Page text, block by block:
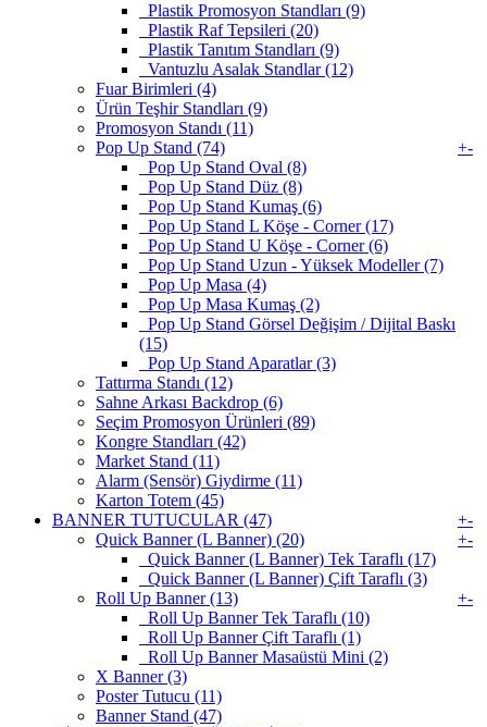
Plastik Promosyon Standları (9)
Plastik Raf Tepsileri (20)
Plastik Tanıtım Standları (9)
Vantuzlu Asalak Standlar (12)
Fuar Birimleri (4)
Ürün Teşhir Standları (9)
Promosyon Standı (11)
Pop Up Stand (74)
+-
Pop Up Stand Oval (8)
Pop Up Stand Düz (8)
Pop Up Stand Kumaş (6)
Pop Up Stand L Köşe - Corner (17)
Pop Up Stand U Köşe - Corner (6)
Pop Up Stand Uzun - Yüksek Modeller (7)
Pop Up Masa (4)
Pop Up Masa Kumaş (2)
Pop Up Stand Görsel Değişim / Dijital Baskı
(15)
Pop Up Stand Aparatlar (3)
Tattırma Standı (12)
Sahne Arkası Backdrop (6)
Seçim Promosyon Ürünleri (89)
Kongre Standları (42)
Market Stand (11)
Alarm (Sensör) Giydirme (11)
Karton Totem (45)
BANNER TUTUCULAR (47)
+-
Quick Banner (L Banner) (20)
+-
Quick Banner (L Banner) Tek Taraflı (17)
Quick Banner (L Banner) Çift Taraflı (3)
Roll Up Banner (13)
+-
Roll Up Banner Tek Taraflı (10)
Roll Up Banner Çift Taraflı (1)
Roll Up Banner Masaüstü Mini (2)
X Banner (3)
Poster Tutucu (11)
Banner Stand (47)